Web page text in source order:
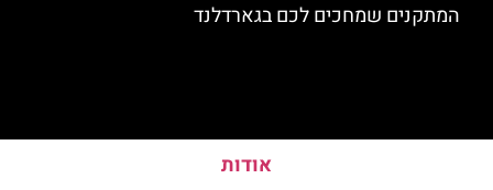
המתקנים שמחכים לכם בגארדלנד
אודות